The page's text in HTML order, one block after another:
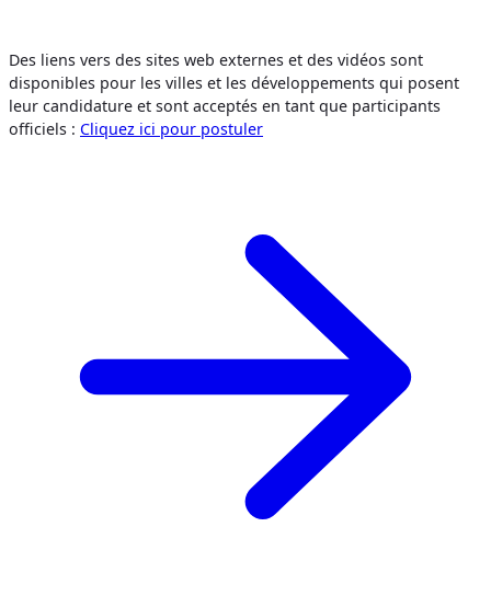
Des liens vers des sites web externes et des vidéos sont
disponibles pour les villes et les développements qui posent
leur candidature et sont acceptés en tant que participants
officiels : Cliquez ici pour postuler